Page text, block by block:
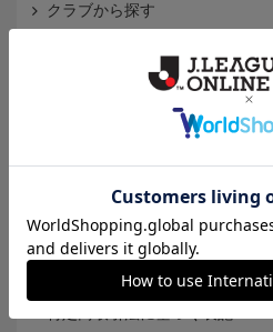
クラブから探す
Ｊ2
Ｊリーグオンラインストアとは
個人情報保護方針